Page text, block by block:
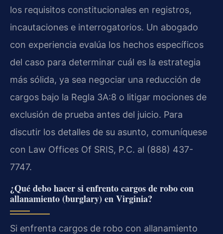
los requisitos constitucionales en registros,
incautaciones e interrogatorios. Un abogado
con experiencia evalúa los hechos específicos
del caso para determinar cuál es la estrategia
más sólida, ya sea negociar una reducción de
cargos bajo la Regla 3A:8 o litigar mociones de
exclusión de prueba antes del juicio. Para
discutir los detalles de su asunto, comuníquese
con Law Offices Of SRIS, P.C. al (888) 437-
7747.
¿Qué debo hacer si enfrento cargos de robo con
allanamiento (burglary) en Virginia?
Si enfrenta cargos de robo con allanamiento